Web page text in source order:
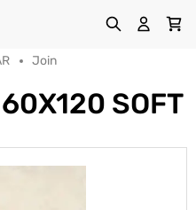
Join
SOFT